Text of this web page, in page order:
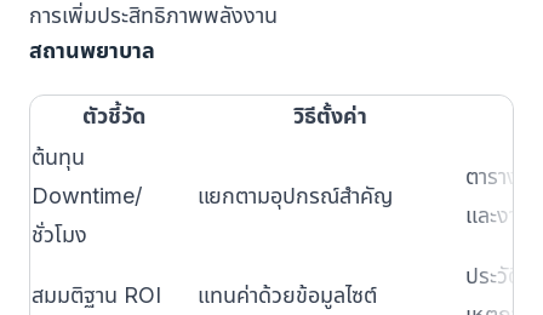
การเพิ่มประสิทธิภาพพลังงาน
สถานพยาบาล
ตัวชี้วัด วิธีตั้งค่า
ต้นทุน
Downtime/
ชั่วโมง
แยกตามอุปกรณ์สำคัญ
ตาราง
และงาน
สมมติฐาน ROI แทนค่าด้วยข้อมูลไซต์
ประวัติเ